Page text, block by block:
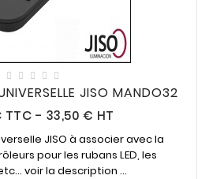
JISO MANDO32
Prix
TTC - 33,50 € HT
JISO à associer avec la
pour les rubans LED, les
voir la description ...